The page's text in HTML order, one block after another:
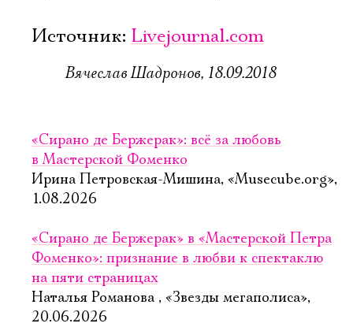
Источник: Livejournal.com
Вячеслав Шадронов, 18.09.2018
«Сирано де Бержерак»: всё за любовь
в Мастерской Фоменко
Ирина Петровская-Мишина, «Musecube.org»,
1.08.2026
«Сирано де Бержерак» в «Мастерской Петра
Фоменко»: признание в любви к спектаклю
на пяти страницах
Наталья Романова , «Звезды мегаполиса»,
20.06.2026